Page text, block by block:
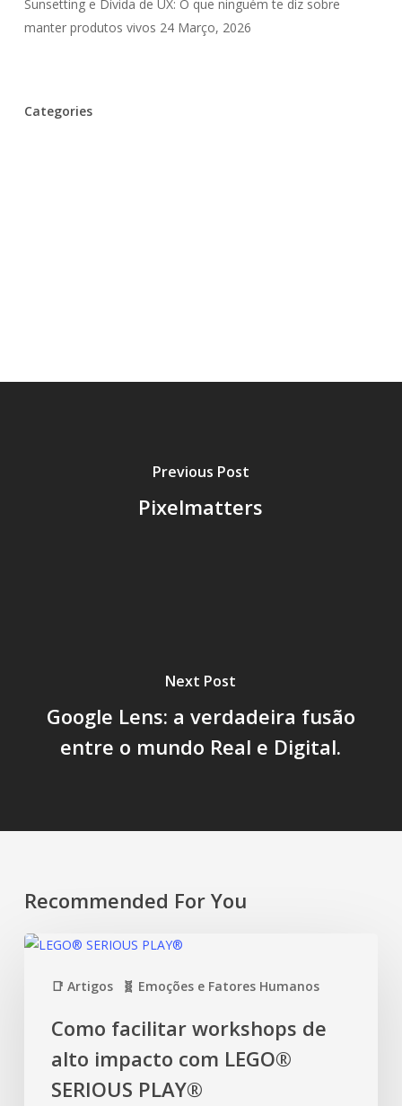
Sunsetting e Dívida de UX: O que ninguém te diz sobre
manter produtos vivos 24 Março, 2026
Categories
Previous Post
Pixelmatters
Next Post
Google Lens: a verdadeira fusão
entre o mundo Real e Digital.
Recommended For You
📑 Artigos 🧬 Emoções e Fatores Humanos
Como facilitar workshops de
alto impacto com LEGO®
SERIOUS PLAY®